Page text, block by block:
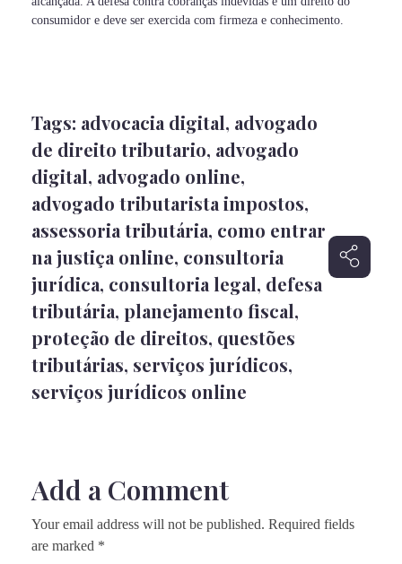
consumidor e deve ser exercida com firmeza e conhecimento.
Tags: advocacia digital, advogado
de direito tributario, advogado
digital, advogado online,
advogado tributarista impostos,
assessoria tributária, como entrar
na justiça online, consultoria
jurídica, consultoria legal, defesa
tributária, planejamento fiscal,
proteção de direitos, questões
tributárias, serviços jurídicos,
serviços jurídicos online
Add a Comment
Your email address will not be published. Required fields
are marked *